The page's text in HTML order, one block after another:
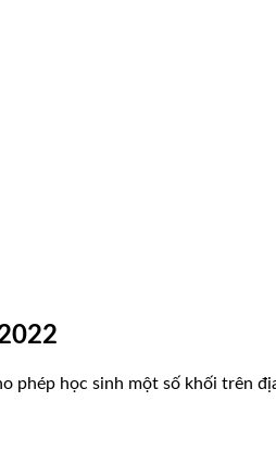
phép học sinh một số khối trên